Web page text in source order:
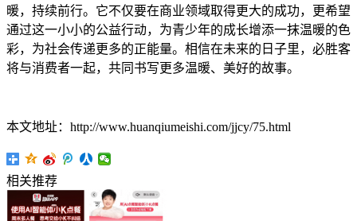
暖，持续前行。它不仅要在商业领域取得更大的成功，更希望
通过这一小小的公益行动，为青少年的成长增添一抹温暖的色
彩，为社会传递更多的正能量。相信在未来的日子里，必胜客
将与消费者一起，共同书写更多温暖、美好的故事。
本文地址：http://www.huanqiumeishi.com/jjcy/75.html
相关推荐